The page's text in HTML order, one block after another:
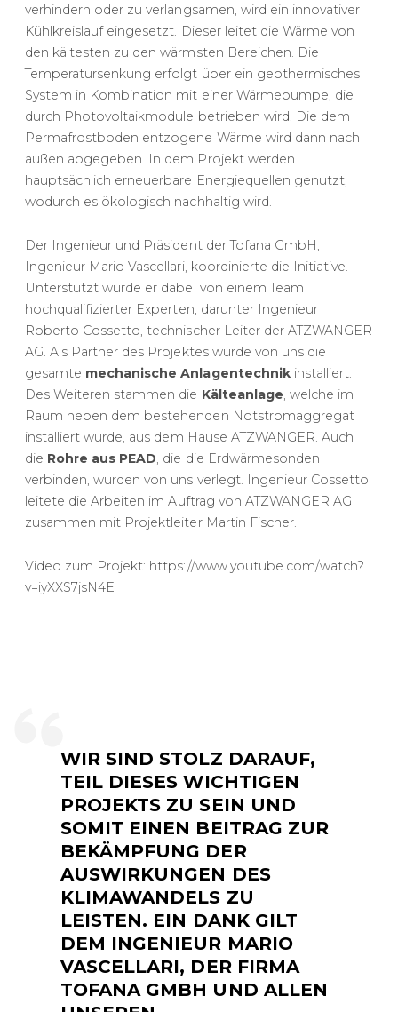
verhindern oder zu verlangsamen, wird ein innovativer
Kühlkreislauf eingesetzt. Dieser leitet die Wärme von
den kältesten zu den wärmsten Bereichen. Die
Temperatursenkung erfolgt über ein geothermisches
System in Kombination mit einer Wärmepumpe, die
durch Photovoltaikmodule betrieben wird. Die dem
Permafrostboden entzogene Wärme wird dann nach
außen abgegeben. In dem Projekt werden
hauptsächlich erneuerbare Energiequellen genutzt,
wodurch es ökologisch nachhaltig wird.
Der Ingenieur und Präsident der Tofana GmbH,
Ingenieur Mario Vascellari, koordinierte die Initiative.
Unterstützt wurde er dabei von einem Team
hochqualifizierter Experten, darunter Ingenieur
Roberto Cossetto, technischer Leiter der ATZWANGER
AG. Als Partner des Projektes wurde von uns die
gesamte mechanische Anlagentechnikinstalliert.
Des Weiteren stammen die Kälteanlage, welche im
Raum neben dem bestehenden Notstromaggregat
installiert wurde, aus dem Hause ATZWANGER. Auch
die Rohre aus PEAD, die die Erdwärmesonden
verbinden, wurden von uns verlegt. Ingenieur Cossetto
leitete die Arbeiten im Auftrag von ATZWANGER AG
zusammen mit Projektleiter Martin Fischer.
Video zum Projekt: https://www.youtube.com/watch?
v=iyXXS7jsN4E
WIR SIND STOLZ DARAUF,
TEIL DIESES WICHTIGEN
PROJEKTS ZU SEIN UND
SOMIT EINEN BEITRAG ZUR
BEKÄMPFUNG DER
AUSWIRKUNGEN DES
KLIMAWANDELS ZU
LEISTEN. EIN DANK GILT
DEM INGENIEUR MARIO
VASCELLARI, DER FIRMA
TOFANA GMBH UND ALLEN